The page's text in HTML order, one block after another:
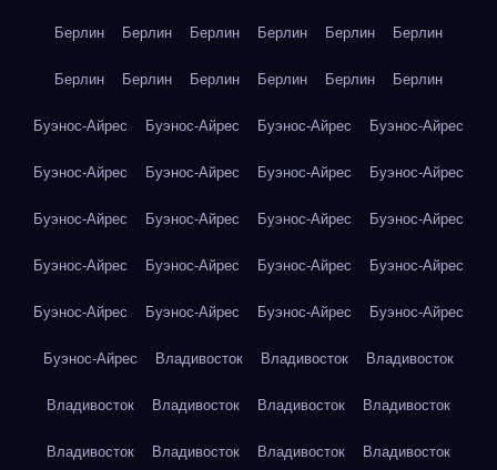
Берлин Берлин Берлин Берлин Берлин Берлин
Берлин Берлин Берлин Берлин Берлин Берлин
Буэнос-Айрес Буэнос-Айрес Буэнос-Айрес Буэнос-Айрес
Буэнос-Айрес Буэнос-Айрес Буэнос-Айрес Буэнос-Айрес
Буэнос-Айрес Буэнос-Айрес Буэнос-Айрес Буэнос-Айрес
Буэнос-Айрес Буэнос-Айрес Буэнос-Айрес Буэнос-Айрес
Буэнос-Айрес Буэнос-Айрес Буэнос-Айрес Буэнос-Айрес
Буэнос-Айрес Владивосток Владивосток Владивосток
Владивосток Владивосток Владивосток Владивосток
Владивосток Владивосток Владивосток Владивосток